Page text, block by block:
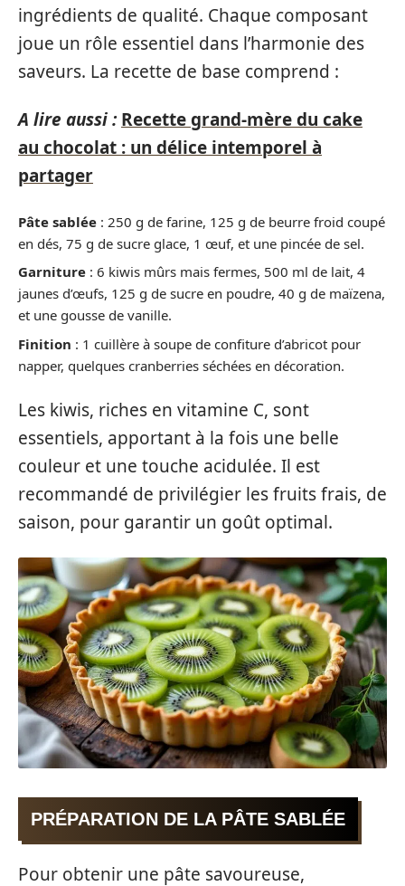
ingrédients de qualité. Chaque composant
joue un rôle essentiel dans l’harmonie des
saveurs. La recette de base comprend :
A lire aussi : Recette grand-mère du cake
au chocolat : un délice intemporel à
partager
Pâte sablée : 250 g de farine, 125 g de beurre froid coupé
en dés, 75 g de sucre glace, 1 œuf, et une pincée de sel.
Garniture : 6 kiwis mûrs mais fermes, 500 ml de lait, 4
jaunes d’œufs, 125 g de sucre en poudre, 40 g de maïzena,
et une gousse de vanille.
Finition : 1 cuillère à soupe de confiture d’abricot pour
napper, quelques cranberries séchées en décoration.
Les kiwis, riches en vitamine C, sont
essentiels, apportant à la fois une belle
couleur et une touche acidulée. Il est
recommandé de privilégier les fruits frais, de
saison, pour garantir un goût optimal.
PRÉPARATION DE LA PÂTE SABLÉE
Pour obtenir une pâte savoureuse,